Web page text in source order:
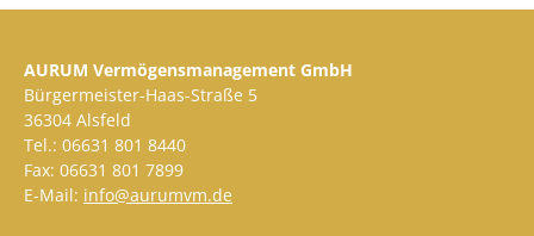
AURUM Vermögensmanagement GmbH
Bürgermeister-Haas-Straße 5
36304 Alsfeld
Tel.: 06631 801 8440
Fax: 06631 801 7899
E-Mail: info@aurumvm.de